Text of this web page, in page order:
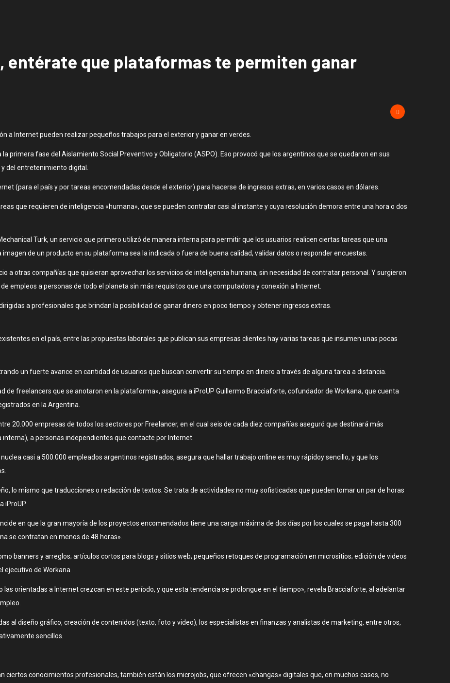
entérate que plataformas te permiten ganar
a Internet pueden realizar pequeños trabajos para el exterior y ganar en verdes.
primera fase del Aislamiento Social Preventivo y Obligatorio (ASPO). Eso provocó que los argentinos que se quedaron en sus
del entretenimiento digital.
(para el país y por tareas encomendadas desde el exterior) para hacerse de ingresos extras, en varios casos en dólares.
que requieren de inteligencia «humana», que se pueden contratar casi al instante y cuya resolución demora entre una hora o dos
Turk, un servicio que primero utilizó de manera interna para permitir que los usuarios realicen ciertas tareas que una
de un producto en su plataforma sea la indicada o fuera de buena calidad, validar datos o responder encuestas.
a otras compañías que quisieran aprovechar los servicios de inteligencia humana, sin necesidad de contratar personal. Y surgieron
empleos a personas de todo el planeta sin más requisitos que una computadora y conexión a Internet.
a profesionales que brindan la posibilidad de ganar dinero en poco tiempo y obtener ingresos extras.
en el país, entre las propuestas laborales que publican sus empresas clientes hay varias tareas que insumen unas pocas
un fuerte avance en cantidad de usuarios que buscan convertir su tiempo en dinero a través de alguna tarea a distancia.
de freelancers que se anotaron en la plataforma», asegura a iProUP Guillermo Bracciaforte, cofundador de Workana, que cuenta
en la Argentina.
20.000 empresas de todos los sectores por Freelancer, en el cual seis de cada diez compañías aseguró que destinará más
a personas independientes que contacte por Internet.
casi a 500.000 empleados argentinos registrados, asegura que hallar trabajo online es muy rápidoy sencillo, y que los
lo mismo que traducciones o redacción de textos. Se trata de actividades no muy sofisticadas que pueden tomar un par de horas
iProUP.
en que la gran mayoría de los proyectos encomendados tiene una carga máxima de dos días por los cuales se paga hasta 300
se contratan en menos de 48 horas».
banners y arreglos; artículos cortos para blogs y sitios web; pequeños retoques de programación en micrositios; edición de videos
ejecutivo de Workana.
orientadas a Internet crezcan en este período, y que esta tendencia se prolongue en el tiempo», revela Bracciaforte, al adelantar
al diseño gráfico, creación de contenidos (texto, foto y video), los especialistas en finanzas y analistas de marketing, entre otros,
sencillos.
ciertos conocimientos profesionales, también están los microjobs, que ofrecen «changas» digitales que, en muchos casos, no